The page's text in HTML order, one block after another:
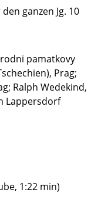
ganzen Jg. 10
pamat­kovy
Prag;
Ralph Wedekind,
Lappers­dorf
1:22 min)